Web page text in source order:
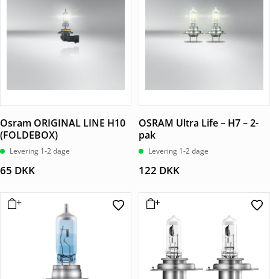
Osram ORIGINAL LINE H10
(FOLDEBOX)
Levering 1-2 dage
65 DKK
OSRAM Ultra Life – H7 – 2-
pak
Levering 1-2 dage
122 DKK